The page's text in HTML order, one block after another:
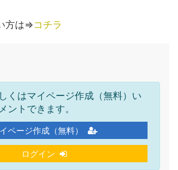
方は⇒コチラ
くはマイページ作成（無料）い
ントできます。
ページ作成（無料）
ログイン